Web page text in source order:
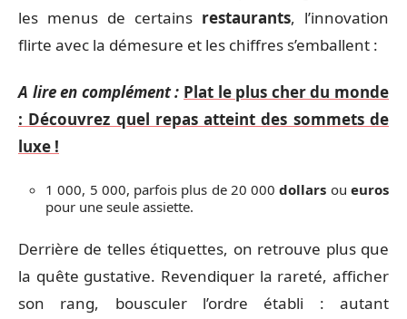
les menus de certains restaurants, l’innovation
flirte avec la démesure et les chiffres s’emballent :
A lire en complément : Plat le plus cher du monde
: Découvrez quel repas atteint des sommets de
luxe !
1 000, 5 000, parfois plus de 20 000dollars oueuros
pour une seule assiette.
Derrière de telles étiquettes, on retrouve plus que
la quête gustative. Revendiquer la rareté, afficher
son rang, bousculer l’ordre établi : autant